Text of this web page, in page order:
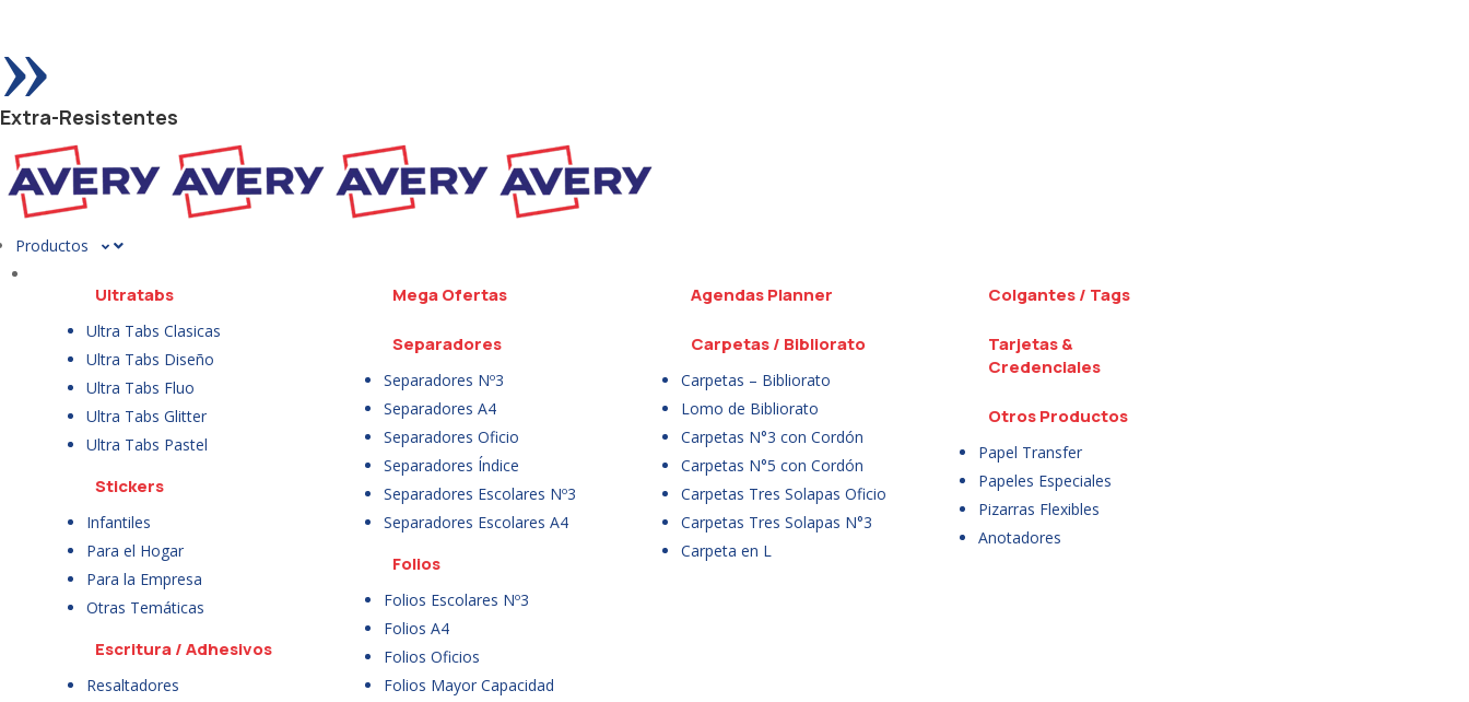
»
Extra-Resistentes
Productos
Ultratabs
Ultra Tabs Clasicas
Ultra Tabs Diseño
Ultra Tabs Fluo
Ultra Tabs Glitter
Ultra Tabs Pastel
Stickers
Infantiles
Para el Hogar
Para la Empresa
Otras Temáticas
Escritura / Adhesivos
Resaltadores
Mega Ofertas
Separadores
Separadores Nº3
Separadores A4
Separadores Oficio
Separadores Índice
Separadores Escolares Nº3
Separadores Escolares A4
Folios
Folios Escolares Nº3
Folios A4
Folios Oficios
Folios Mayor Capacidad
Agendas Planner
Carpetas / Bibliorato
Carpetas – Bibliorato
Lomo de Bibliorato
Carpetas N°3 con Cordón
Carpetas N°5 con Cordón
Carpetas Tres Solapas Oficio
Carpetas Tres Solapas N°3
Carpeta en L
Colgantes / Tags
Tarjetas &
Credenciales
Otros Productos
Papel Transfer
Papeles Especiales
Pizarras Flexibles
Anotadores